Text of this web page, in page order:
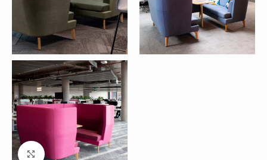
Büyütmek için tıklayın